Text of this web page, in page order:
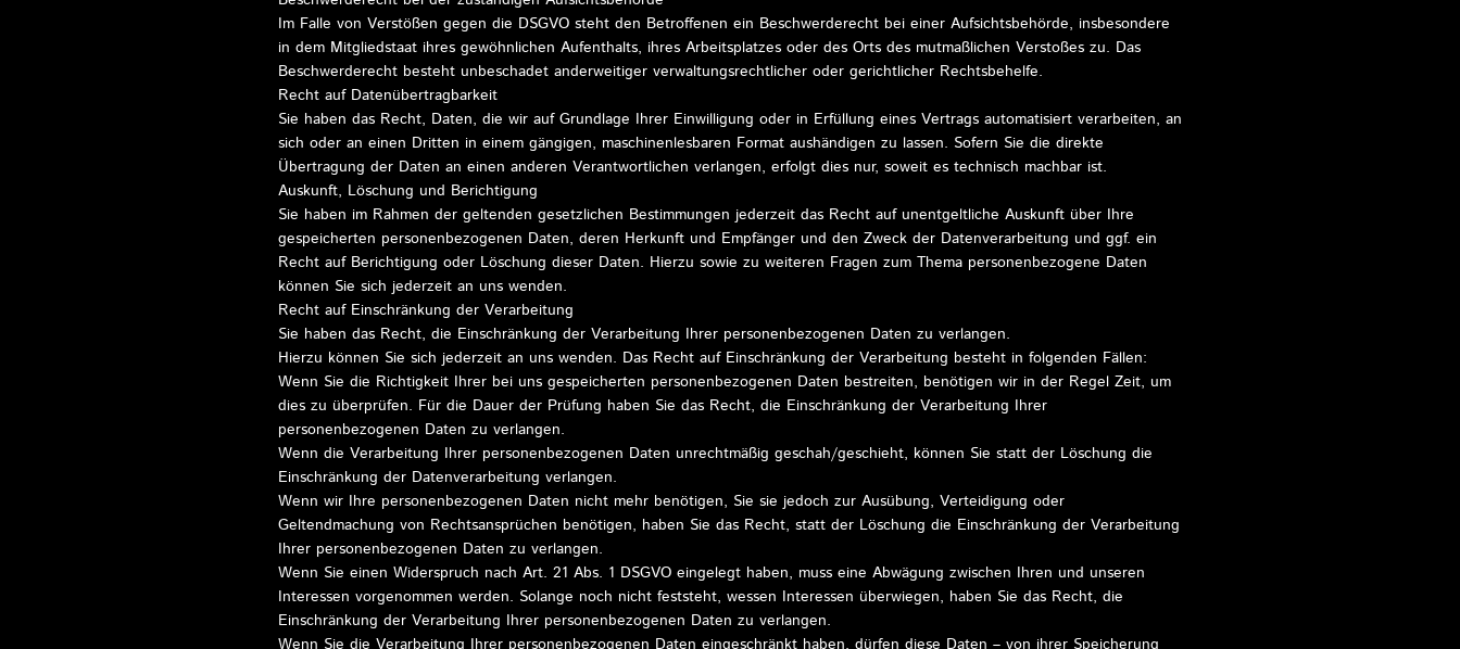
Im Falle von Verstößen gegen die DSGVO steht den Betroffenen ein Beschwerderecht bei einer Aufsichtsbehörde, insbesondere
in dem Mitgliedstaat ihres gewöhnlichen Aufenthalts, ihres Arbeitsplatzes oder des Orts des mutmaßlichen Verstoßes zu. Das
Beschwerderecht besteht unbeschadet anderweitiger verwaltungsrechtlicher oder gerichtlicher Rechtsbehelfe.
Recht auf Datenübertragbarkeit
Sie haben das Recht, Daten, die wir auf Grundlage Ihrer Einwilligung oder in Erfüllung eines Vertrags automatisiert verarbeiten, an
sich oder an einen Dritten in einem gängigen, maschinenlesbaren Format aushändigen zu lassen. Sofern Sie die direkte
Übertragung der Daten an einen anderen Verantwortlichen verlangen, erfolgt dies nur, soweit es technisch machbar ist.
Auskunft, Löschung und Berichtigung
Sie haben im Rahmen der geltenden gesetzlichen Bestimmungen jederzeit das Recht auf unentgeltliche Auskunft über Ihre
gespeicherten personenbezogenen Daten, deren Herkunft und Empfänger und den Zweck der Datenverarbeitung und ggf. ein
Recht auf Berichtigung oder Löschung dieser Daten. Hierzu sowie zu weiteren Fragen zum Thema personenbezogene Daten
können Sie sich jederzeit an uns wenden.
Recht auf Einschränkung der Verarbeitung
Sie haben das Recht, die Einschränkung der Verarbeitung Ihrer personenbezogenen Daten zu verlangen.
Hierzu können Sie sich jederzeit an uns wenden. Das Recht auf Einschränkung der Verarbeitung besteht in folgenden Fällen:
Wenn Sie die Richtigkeit Ihrer bei uns gespeicherten personenbezogenen Daten bestreiten, benötigen wir in der Regel Zeit, um
dies zu überprüfen. Für die Dauer der Prüfung haben Sie das Recht, die Einschränkung der Verarbeitung Ihrer
personenbezogenen Daten zu verlangen.
Wenn die Verarbeitung Ihrer personenbezogenen Daten unrechtmäßig geschah/geschieht, können Sie statt der Löschung die
Einschränkung der Datenverarbeitung verlangen.
Wenn wir Ihre personenbezogenen Daten nicht mehr benötigen, Sie sie jedoch zur Ausübung, Verteidigung oder
Geltendmachung von Rechtsansprüchen benötigen, haben Sie das Recht, statt der Löschung die Einschränkung der Verarbeitung
Ihrer personenbezogenen Daten zu verlangen.
Wenn Sie einen Widerspruch nach Art. 21 Abs. 1 DSGVO eingelegt haben, muss eine Abwägung zwischen Ihren und unseren
Interessen vorgenommen werden. Solange noch nicht feststeht, wessen Interessen überwiegen, haben Sie das Recht, die
Einschränkung der Verarbeitung Ihrer personenbezogenen Daten zu verlangen.
Wenn Sie die Verarbeitung Ihrer personenbezogenen Daten eingeschränkt haben, dürfen diese Daten – von ihrer Speicherung